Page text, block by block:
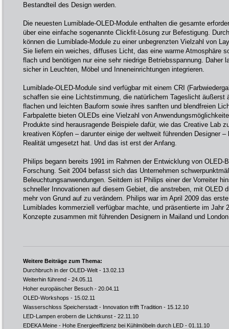
Bestandteil des Design werden.
Die neuesten Lumiblade-OLED-Module enthalten die gesamte
über eine einfache sogenannte Clickfit-Lösung zur Befestigung.
können die Lumiblade-Module zu einer unbegrenzten Vielzahl von
Sie liefern ein weiches, diffuses Licht, das eine warme Atmosphäre
flach und benötigen nur eine sehr niedrige Betriebsspannung. Daher
sicher in Leuchten, Möbel und Inneneinrichtungen integrieren.
Lumiblade-OLED-Module sind verfügbar mit einem CRI
schaffen sie eine Lichtstimmung, die natürlichem Tageslicht äußerst
flachen und leichten Bauform sowie ihres sanften und blendfreien
Farbpalette bieten OLEDs eine Vielzahl von
Produkte sind herausragende Beispiele dafür, wie das Creative Lab
kreativen Köpfen – darunter einige der weltweit führenden Designer
Realität umgesetzt hat. Und das ist erst der Anfang.
Philips begann bereits 1991 im Rahmen der Entwicklung von OLED-
Forschung. Seit 2004 befasst sich das Unternehmen
Beleuchtungsanwendungen. Seitdem ist Philips einer der Vorreiter
schneller Innovationen auf diesem Gebiet, die anstreben, mit OLED
mehr von Grund auf zu verändern. Philips war im April 2009 das
Lumiblades kommerziell verfügbar machte, und präsentierte im Jahr
Konzepte zusammen mit führenden Designern in Mailand und
Weitere Beiträge zum Thema:
Durchbruch in der OLED-Welt - 13.02.13
Weiterhin führend - 24.05.11
Hoher europäischer Besuch - 20.04.11
OLED-Workshops - 15.02.11
Wasserschloss Speicherstadt - Innovation trifft Tradition - 15.12.10
LED-Lampen erobern die Lichtkunst - 22.11.10
EDEKA Meine - Hohe Energieeffizienz bei Kühlmöbeln durch LED - 01.11.10